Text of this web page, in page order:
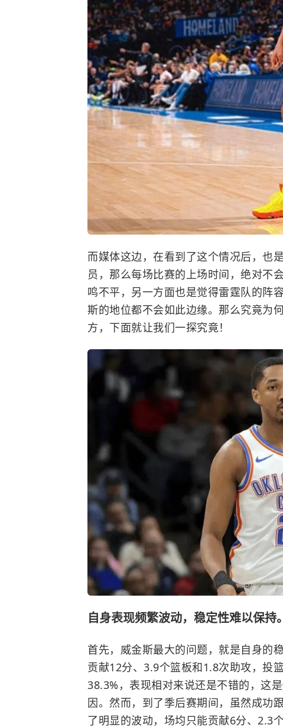
而媒体这边，在看到了这个情况后，也
员，那么每场比赛的上场时间，绝对不
鸣不平，另一方面也是觉得雷霆队的阵
斯的地位都不会如此边缘。那么究竟为
方，下面就让我们一探究竟！
自身表现频繁波动，稳定性难以保持。
首先，威金斯最大的问题，就是自身的
贡献12分、3.9个篮板和1.8次助攻，投
38.3%，表现相对来说还是不错的，这
因。然而，到了季后赛期间，虽然成功
了明显的波动，场均只能贡献6分、2.3